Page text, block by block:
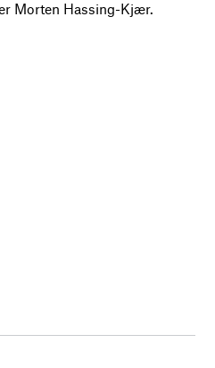
Morten Hassing-Kjær.